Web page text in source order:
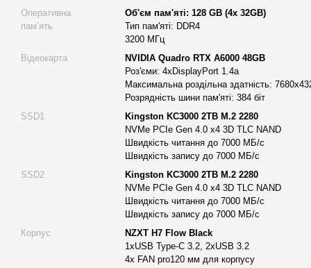
рідинного охолодження 360 мм. Вона розрахована на
контрольованим температурами та дає змогу без збоїв
Материнська плата AMD WRX80 Chipset
Графічна станція оснащена чипсетом AMD WRX80, а серед
Gigabyte (модель Pro WS WRX80E-SAGE SE WIFI або WRX8
розроблена для професійних завдань, що надає розширені
багатопотокової обробки та розрахована на значні обсяги
Оперативна пам’ять 128 ГБ
Обсяг ОЗП у 128 ГБ DDR4 (4x32GB) 3200 Mhz — оптимальний
з комплексними інженерними проєктами, візуалізацією,
навчанням. Така конфігурація стане основою для широкого
сценаріїв, забезпечуючи швидке завантаження сцен у 3D,
середовищах, а також обробку великих обсягів даних.
Відеокарта NVIDIA Quadro RTX A6000 48 ГБ
Професійна відеокарта з 48 ГБ відеопам’яті є вагомою
Оперативна
памʼять
Об'єм пам'яті: 128 GB (4x 32GB)
Тип пам'яті: DDR4
3200 МГц
Відеокарта
NVIDIA Quadro RTX A6000 48GB
Роз'єми: 4xDisplayPort 1.4a
Максимальна роздільна здатність:
Розрядність шини пам'яті: 384 біт
SSD1
Kingston KC3000 2TB M.2 2280
NVMe PCIe Gen 4.0 x4 3D TLC NAND
Швидкість читання до 7000 МБ/с
Швидкість запису до 7000 МБ/с
SSD2
Kingston KC3000 2TB M.2 2280
NVMe PCIe Gen 4.0 x4 3D TLC NAND
Швидкість читання до 7000 МБ/с
Швидкість запису до 7000 МБ/с
Корпус
NZXT H7 Flow Black
1xUSB Type-C 3.2, 2хUSB 3.2
4x FAN pro120 мм для корпусу